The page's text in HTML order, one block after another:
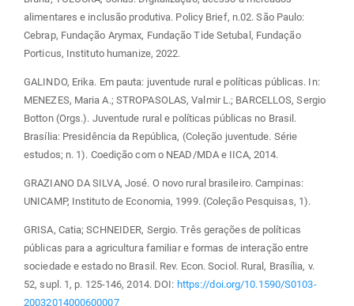
alimentares e inclusão produtiva. Policy Brief, n.02. São Paulo:
Cebrap, Fundação Arymax, Fundação Tide Setubal, Fundação
Porticus, Instituto humanize, 2022.
GALINDO, Erika. Em pauta: juventude rural e políticas públicas. In:
MENEZES, Maria A.; STROPASOLAS, Valmir L.; BARCELLOS, Sergio
Botton (Orgs.). Juventude rural e políticas públicas no Brasil.
Brasília: Presidência da República, (Coleção juventude. Série
estudos; n. 1). Coedição com o NEAD/MDA e IICA, 2014.
GRAZIANO DA SILVA, José. O novo rural brasileiro. Campinas:
UNICAMP, Instituto de Economia, 1999. (Coleção Pesquisas, 1).
GRISA, Catia; SCHNEIDER, Sergio. Três gerações de políticas
públicas para a agricultura familiar e formas de interação entre
sociedade e estado no Brasil. Rev. Econ. Sociol. Rural, Brasília, v.
52, supl. 1, p. 125-146, 2014. DOI: https://doi.org/10.1590/S0103-
20032014000600007